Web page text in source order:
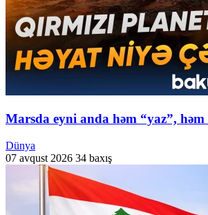
Marsda eyni anda həm “yaz”, həm
Dünya
07 avqust 2026 34 baxış